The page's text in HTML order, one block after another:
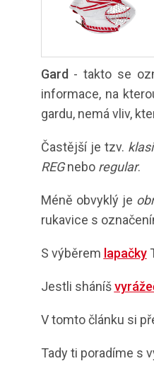
Gard - takto se
informace, na
gardu, nemá vliv,
Častější je tzv.
REGnebo regular.
Méně obvyklý je
rukavice s
S výběrem lapačky
Jestli sháníš
V tomto článku si
Tady ti poradíme s